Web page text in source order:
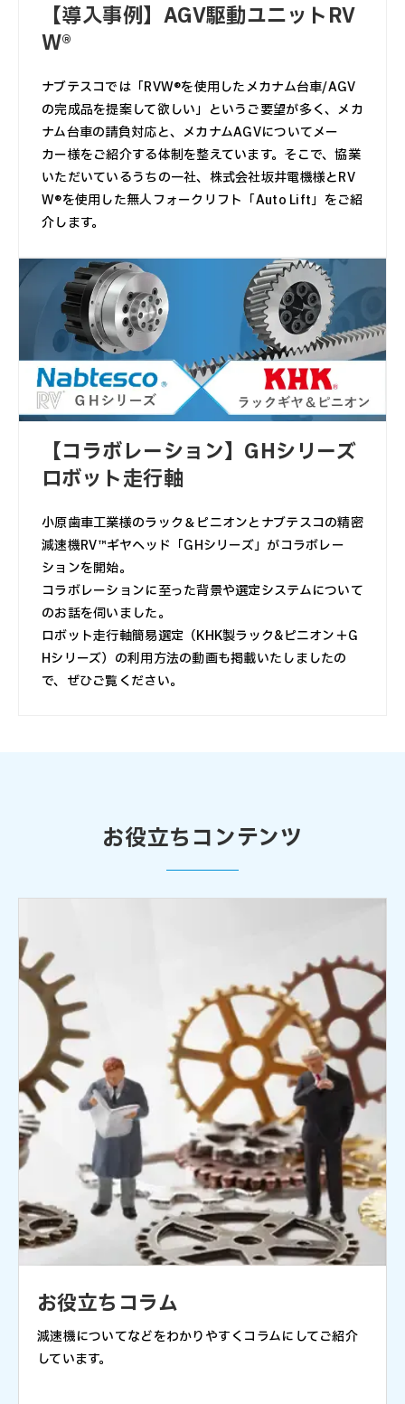
【導入事例】AGV駆動ユニットRV
W®
ナブテスコでは「RVW®を使用したメカナム台車/AGV
の完成品を提案して欲しい」というご要望が多く、メカ
ナム台車の請負対応と、メカナムAGVについてメー
カー様をご紹介する体制を整えています。そこで、協業
いただいているうちの一社、株式会社坂井電機様とRV
W®を使用した無人フォークリフト「Auto Lift」をご紹
介します。
【コラボレーション】GHシリーズ
ロボット走行軸
小原歯車工業様のラック＆ピニオンとナブテスコの精密
減速機RV™ギヤヘッド「GHシリーズ」がコラボレー
ションを開始。
コラボレーションに至った背景や選定システムについて
のお話を伺いました。
ロボット走行軸簡易選定（KHK製ラック&ピニオン＋G
Hシリーズ）の利用方法の動画も掲載いたしましたの
で、ぜひご覧ください。
お役立ちコンテンツ
お役立ちコラム
減速機についてなどをわかりやすくコラムにしてご紹介
しています。